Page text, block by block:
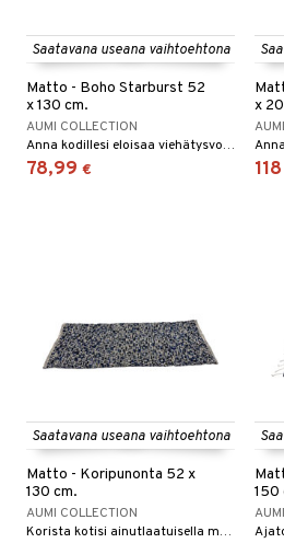
Saatavana useana vaihtoehtona
Matto - Boho Starburst 52
x 130 cm.
AUMI COLLECTION
Anna kodillesi eloisaa viehätysvoimaa käsinkudotulla matolla.
78,99 €
x
118
Saatavana useana vaihtoehtona
Matto - Koripunonta 52 x
130 cm.
AUMI COLLECTION
Korista kotisi ainutlaatuisella matolla.
150